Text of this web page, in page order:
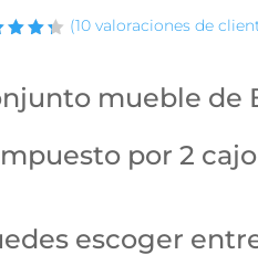
a
(10 valoraciones de
mueble de
por 2
escoger